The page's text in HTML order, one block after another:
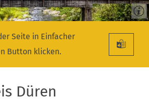
Seite in Einfacher
Button klicken.
Düren